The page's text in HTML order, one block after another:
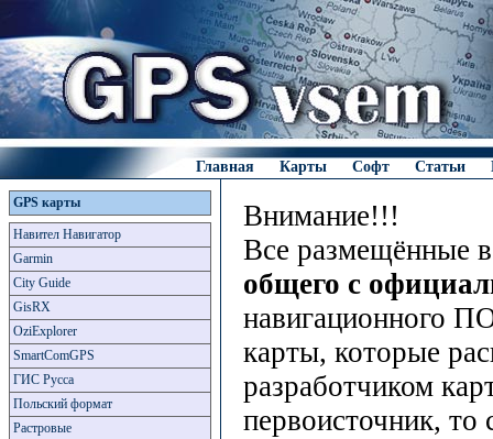
Главная Карты Софт Статьи
GPS карты
Навител Навигатор
Garmin
City Guide
GisRX
OziExplorer
SmartComGPS
ГИС Русса
Польский формат
Растровые
Внимание!!!
Все размещённые
общего с
навигационного
карты, которые
разработчиком
первоисточник,